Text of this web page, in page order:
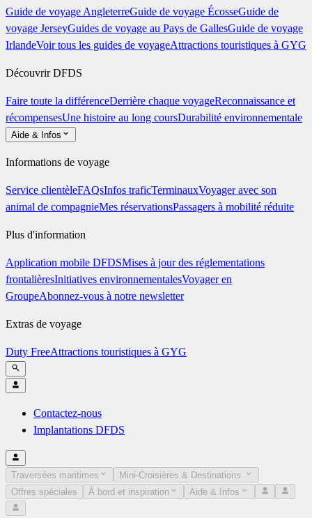
Guide de voyage AngleterreGuide de voyage ÉcosseGuide de
voyage JerseyGuides de voyage au Pays de GallesGuide de voyage
IrlandeVoir tous les guides de voyageAttractions touristiques à GYG
Découvrir DFDS
Faire toute la différenceDerrière chaque voyageReconnaissance et
récompensesUne histoire au long coursDurabilité environnementale
Aide & Infos
Informations de voyage
Service clientèleFAQsInfos traficTerminauxVoyager avec son
animal de compagnieMes réservationsPassagers à mobilité réduite
Plus d'information
Application mobile DFDSMises à jour des réglementations
frontalièresInitiatives environnementalesVoyager en
GroupeAbonnez-vous à notre newsletter
Extras de voyage
Duty FreeAttractions touristiques à GYG
Contactez-nous
Implantations DFDS
Traversées maritimes
Mini-Croisières & Destinations
Offres spéciales
À bord et inspiration Aide & Infos